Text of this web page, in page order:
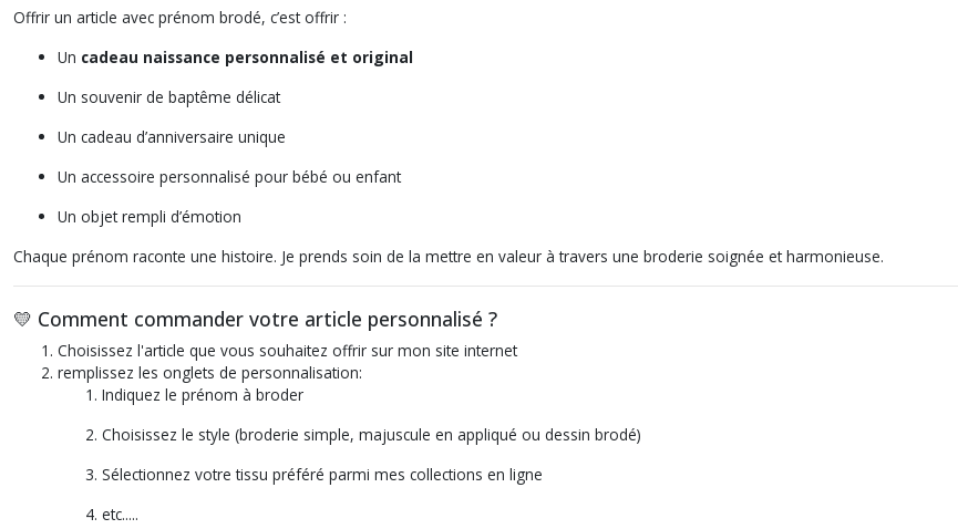
Offrir un article avec prénom brodé, c’est offrir :
Un cadeau naissance personnalisé et original
Un souvenir de baptême délicat
Un cadeau d’anniversaire unique
Un accessoire personnalisé pour bébé ou enfant
Un objet rempli d’émotion
Chaque prénom raconte une histoire. Je prends soin de la mettre en valeur à travers une broderie soignée et harmonieuse.
💛 Comment commander votre article personnalisé ?
Choisissez l'article que vous souhaitez offrir sur mon site internet
remplissez les onglets de personnalisation:
Indiquez le prénom à broder
Choisissez le style (broderie simple, majuscule en appliqué ou dessin brodé)
Sélectionnez votre tissu préféré parmi mes collections en ligne
etc.....